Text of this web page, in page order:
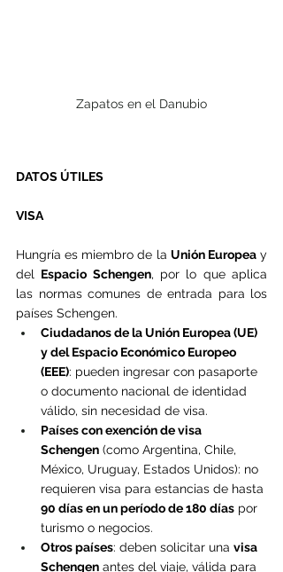
Zapatos en el Danubio
DATOS ÚTILES
VISA
Hungría es miembro de la Unión Europea y
del Espacio Schengen, por lo que aplica
las normas comunes de entrada para los
países Schengen.
Ciudadanos de la Unión Europea (UE)
y del Espacio Económico Europeo
(EEE): pueden ingresar con pasaporte
o documento nacional de identidad
válido, sin necesidad de visa.
Países con exención de visa
Schengen (como Argentina, Chile,
México, Uruguay, Estados Unidos): no
requieren visa para estancias de hasta
90 días en un período de 180 días por
turismo o negocios.
Otros países: deben solicitar una visa
Schengen antes del viaje, válida para